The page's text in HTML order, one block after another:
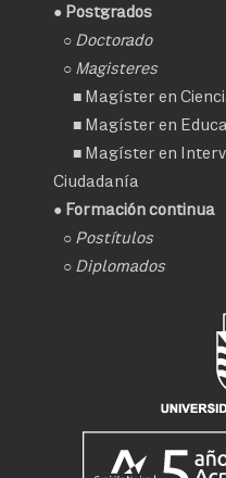
● Postgrados
○ Doctorado
○ Magisteres
■ Magíster en
■ Magíster en
■ Magíster en
Ciudadanía
● Formación continua
○ Postítulos
○ Diplomados